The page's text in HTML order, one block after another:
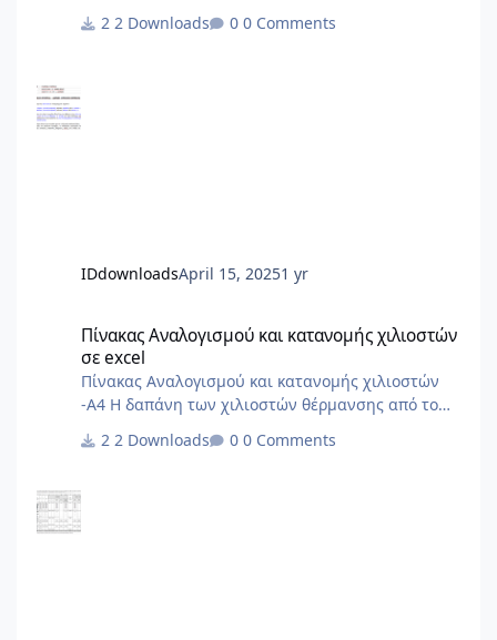
2 Downloads 0 Comments
IDdownloadsApril 15, 20251 yr
Πίνακας Αναλογισμού και κατανομής χιλιοστών
σε excel
Πίνακας Αναλογισμού και κατανομής χιλιοστών
-Α4 Η δαπάνη των χιλιοστών θέρμανσης από το
αλλά με δύο συντελεστές, έναν για την χρέωση με
2 Downloads 0 Comments